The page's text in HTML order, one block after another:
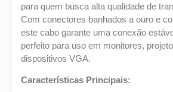
para quem busca alta qualidade de
Com conectores banhados a ouro e
este cabo garante uma conexão
perfeito para uso em monitores,
dispositivos VGA.
Características Principais: